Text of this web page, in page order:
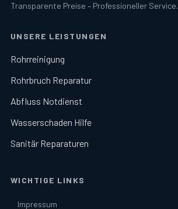
Transparente Preise – Professioneller Service.
UNSERE LEISTUNGEN
Rohrreinigung
Rohrbruch Reparatur
Abfluss Notdienst
Wasserschaden Hilfe
Sanitär Reparaturen
WICHTIGE LINKS
Impressum